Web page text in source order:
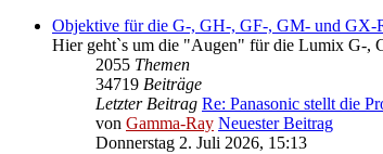
Objektive für die G-, GH-, GF-, GM- und GX-
Hier geht`s um die "Augen" für die Lumix G-,
2055 Themen
34719 Beiträge
Letzter Beitrag Re: Panasonic stellt die
von Gamma-Ray Neuester Beitrag
Donnerstag 2. Juli 2026, 15:13